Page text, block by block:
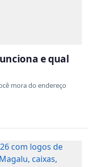
e qual
mora do endereço